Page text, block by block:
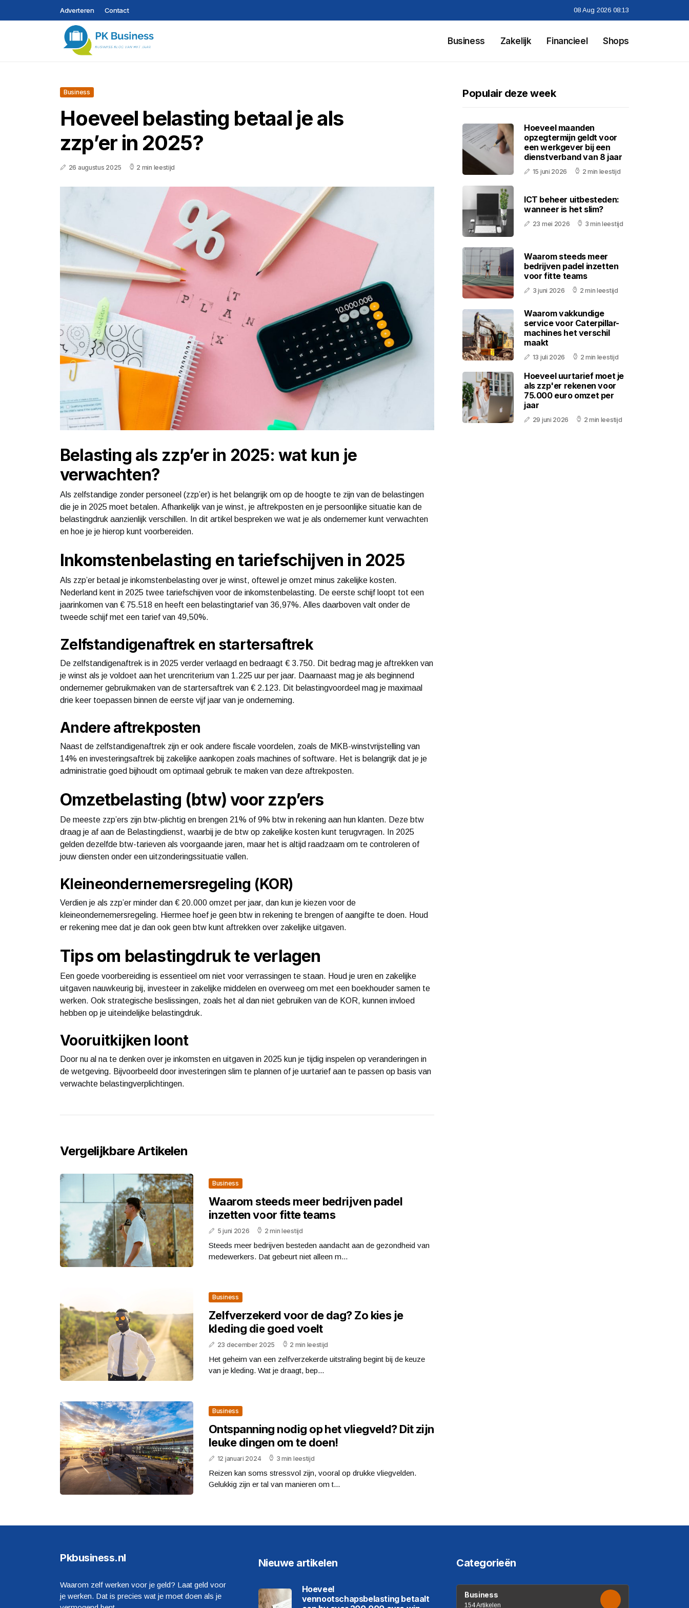
Adverteren Contact 08 Aug 2026 08:13
Business Zakelijk Financieel Shops
Business
Hoeveel belasting betaal je als
zzp’er in 2025?
26 augustus 2025 2 min leestijd
Belasting als zzp’er in 2025: wat kun je
verwachten?
Als zelfstandige zonder personeel (zzp’er) is het belangrijk om op de hoogte te zijn van de belastingen
die je in 2025 moet betalen. Afhankelijk van je winst, je aftrekposten en je persoonlijke situatie kan de
belastingdruk aanzienlijk verschillen. In dit artikel bespreken we wat je als ondernemer kunt verwachten
en hoe je je hierop kunt voorbereiden.
Inkomstenbelasting en tariefschijven in 2025
Als zzp’er betaal je inkomstenbelasting over je winst, oftewel je omzet minus zakelijke kosten.
Nederland kent in 2025 twee tariefschijven voor de inkomstenbelasting. De eerste schijf loopt tot een
jaarinkomen van € 75.518 en heeft een belastingtarief van 36,97%. Alles daarboven valt onder de
tweede schijf met een tarief van 49,50%.
Zelfstandigenaftrek en startersaftrek
De zelfstandigenaftrek is in 2025 verder verlaagd en bedraagt € 3.750. Dit bedrag mag je aftrekken van
je winst als je voldoet aan het urencriterium van 1.225 uur per jaar. Daarnaast mag je als beginnend
ondernemer gebruikmaken van de startersaftrek van € 2.123. Dit belastingvoordeel mag je maximaal
drie keer toepassen binnen de eerste vijf jaar van je onderneming.
Andere aftrekposten
Naast de zelfstandigenaftrek zijn er ook andere fiscale voordelen, zoals de MKB-winstvrijstelling van
14% en investeringsaftrek bij zakelijke aankopen zoals machines of software. Het is belangrijk dat je je
administratie goed bijhoudt om optimaal gebruik te maken van deze aftrekposten.
Omzetbelasting (btw) voor zzp’ers
De meeste zzp’ers zijn btw-plichtig en brengen 21% of 9% btw in rekening aan hun klanten. Deze btw
draag je af aan de Belastingdienst, waarbij je de btw op zakelijke kosten kunt terugvragen. In 2025
gelden dezelfde btw-tarieven als voorgaande jaren, maar het is altijd raadzaam om te controleren of
jouw diensten onder een uitzonderingssituatie vallen.
Kleineondernemersregeling (KOR)
Verdien je als zzp’er minder dan € 20.000 omzet per jaar, dan kun je kiezen voor de
kleineondernemersregeling. Hiermee hoef je geen btw in rekening te brengen of aangifte te doen. Houd
er rekening mee dat je dan ook geen btw kunt aftrekken over zakelijke uitgaven.
Tips om belastingdruk te verlagen
Een goede voorbereiding is essentieel om niet voor verrassingen te staan. Houd je uren en zakelijke
uitgaven nauwkeurig bij, investeer in zakelijke middelen en overweeg om met een boekhouder samen te
werken. Ook strategische beslissingen, zoals het al dan niet gebruiken van de KOR, kunnen invloed
hebben op je uiteindelijke belastingdruk.
Vooruitkijken loont
Door nu al na te denken over je inkomsten en uitgaven in 2025 kun je tijdig inspelen op veranderingen in
de wetgeving. Bijvoorbeeld door investeringen slim te plannen of je uurtarief aan te passen op basis van
verwachte belastingverplichtingen.
Vergelijkbare Artikelen
Business
Waarom steeds meer bedrijven padel
inzetten voor fitte teams
5 juni 2026 2 min leestijd
Steeds meer bedrijven besteden aandacht aan de gezondheid van
medewerkers. Dat gebeurt niet alleen m...
Business
Zelfverzekerd voor de dag? Zo kies je
kleding die goed voelt
23 december 2025 2 min leestijd
Het geheim van een zelfverzekerde uitstraling begint bij de keuze
van je kleding. Wat je draagt, bep...
Business
Ontspanning nodig op het vliegveld? Dit zijn
leuke dingen om te doen!
12 januari 2024 3 min leestijd
Reizen kan soms stressvol zijn, vooral op drukke vliegvelden.
Gelukkig zijn er tal van manieren om t...
Populair deze week
Hoeveel maanden
opzegtermijn geldt voor
een werkgever bij een
dienstverband van 8 jaar
15 juni 2026 2 min leestijd
ICT beheer uitbesteden:
wanneer is het slim?
23 mei 2026 3 min leestijd
Waarom steeds meer
bedrijven padel inzetten
voor fitte teams
3 juni 2026 2 min leestijd
Waarom vakkundige
service voor Caterpillar-
machines het verschil
maakt
13 juli 2026 2 min leestijd
Hoeveel uurtarief moet je
als zzp'er rekenen voor
75.000 euro omzet per
jaar
29 juni 2026 2 min leestijd
Pkbusiness.nl
Waarom zelf werken voor je geld? Laat geld voor
je werken. Dat is precies wat je moet doen als je
Nieuwe artikelen
Hoeveel
vennootschapsbelasting betaalt
Categorieën
Business
154 Artikelen